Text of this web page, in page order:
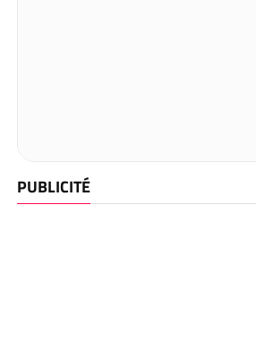
PUBLICITÉ